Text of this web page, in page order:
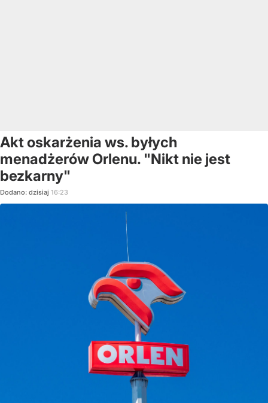
Akt oskarżenia ws. byłych
menadżerów Orlenu. "Nikt nie jest
bezkarny"
Dodano: dzisiaj 16:23